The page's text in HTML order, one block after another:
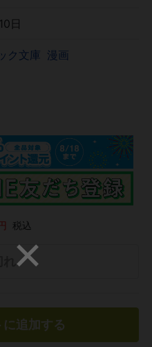
日
ク文庫 漫画
税込
追加する